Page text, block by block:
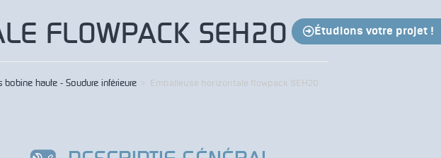
Étudions votre projet !
FLOWPACK SEH20
bobine haute - Soudure inférieure > Emballeuse horizontale flowpack SEH20